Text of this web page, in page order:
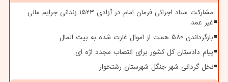
مشارکت ستاد اجرائی فرمان امام در آزادی ۱۵۲۳ زندانی جرایم مالی
غیر عمد
بازگرداندن ۵۸۰ همت از اموال غارت شده به بیت المال
پیام دادستان کل کشور برای انتصاب مجدد اژه ای
نخل گردانی شهر جنگل شهرستان رشتخوار